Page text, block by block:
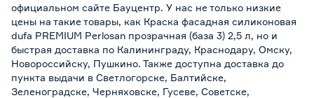
официальном сайте Бауцентр. У нас не только низкие
цены на такие товары, как Краска фасадная силиконовая
dufa PREMIUM Perlosan прозрачная (база 3) 2,5 л, но и
быстрая доставка по Калининграду, Краснодару, Омску,
Новороссийску, Пушкино. Также доступна доставка до
пункта выдачи в Светлогорске, Балтийске,
Зеленоградске, Черняховске, Гусеве, Советске,